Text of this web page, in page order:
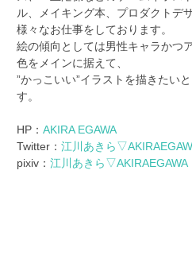
ル、メイキング本、プロダクトデ
様々なお仕事をしております。
絵の傾向としては男性キャラかつ
色をメインに据えて、
”かっこいい”イラストを描きたい
す。
HP：AKIRA EGAWA
Twitter：江川あきら
pixiv：江川あきら▽AKIRAEGAWA